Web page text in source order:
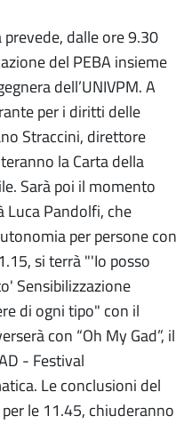
dalle ore 9.30
del PEBA insieme
dell’UNIVPM. A
per i diritti delle
Straccini, direttore
la Carta della
Sarà poi il momento
Luca Pandolfi, che
per persone con
si terrà "'Io posso
Sensibilizzazione
di ogni tipo" con il
con “Oh My Gad”, il
- Festival
Le conclusioni del
le 11.45, chiuderanno